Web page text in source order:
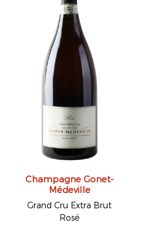
Champagne Gonet-
Médeville
Grand Cru Extra Brut
Rosé